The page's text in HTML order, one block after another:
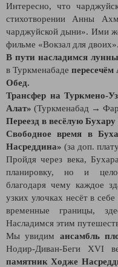
Интересно, что
стихотворении Анны
чарджуйской дыни». Ими
фильме «Вокзал для двоих».
В пути насладимся
в Туркменабаде
Обед.
Трансфер на Туркмено-
Алат» (Туркменабад →
Переезд в весёлую Бухару
Свободное время в
Насреддина» (за доп.
Пройдя через века,
планировку, но и
благодаря чему каждое
узких улочках несёт в
временные границы,
Насладимся этим
Мы увидим ансамбль
Нодир-Диван-Беги XVI
памятник Ходже